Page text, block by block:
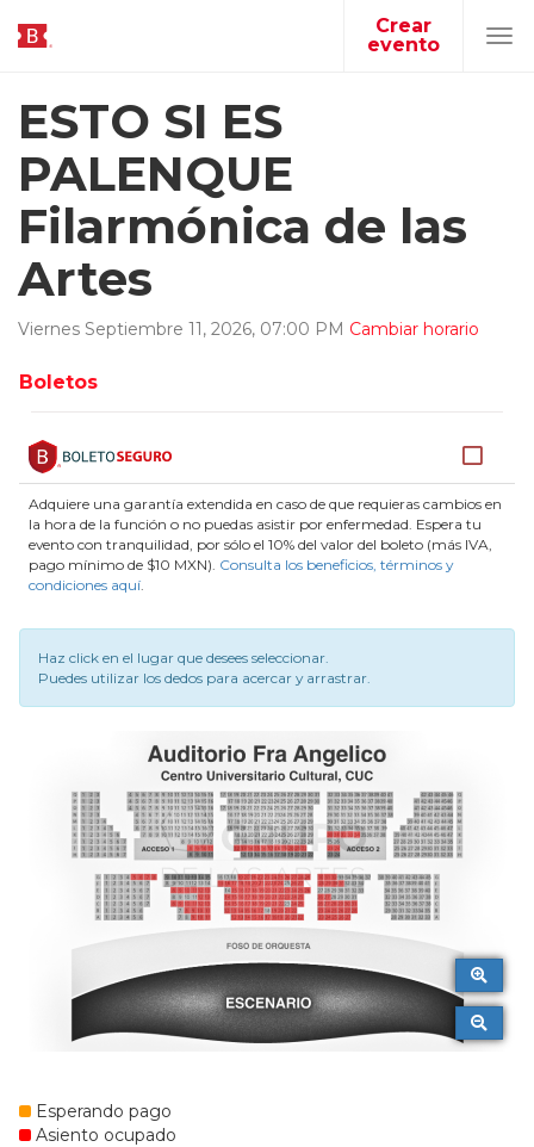
Crear
evento
ESTO SI ES
PALENQUE
Filarmónica de las
Artes
Viernes Septiembre 11, 2026, 07:00 PM Cambiar horario
Boletos
Adquiere una garantía extendida en caso de que requieras cambios en
la hora de la función o no puedas asistir por enfermedad. Espera tu
evento con tranquilidad, por sólo el 10% del valor del boleto (más IVA,
pago mínimo de $10 MXN). Consulta los beneficios, términos y
condiciones aquí.
Haz click en el lugar que desees seleccionar.
Puedes utilizar los dedos para acercar y arrastrar.
Esperando pago
Asiento ocupado